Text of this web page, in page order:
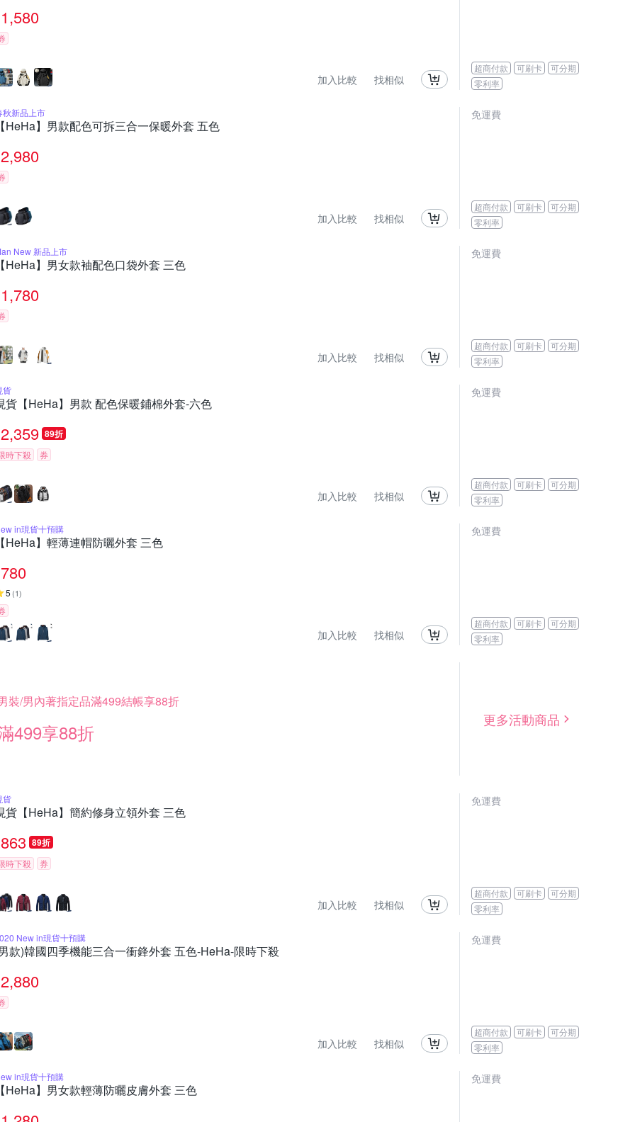
1,580
加入比較 找相似
超商付款 可刷卡
可分期
零利率
秋新品上市
HeHa】男款配色可拆三合一保暖外套 五色
2,980
加入比較 找相似
免運費
超商付款 可刷卡
可分期
零利率
New 新品上市
HeHa】男女款袖配色口袋外套 三色
1,780
加入比較 找相似
免運費
超商付款 可刷卡
可分期
零利率
貨
貨【HeHa】男款 配色保暖鋪棉外套-六色
2,359 89折
時下殺 券
加入比較 找相似
免運費
超商付款 可刷卡
可分期
零利率
in現貨十預購
HeHa】輕薄連帽防曬外套 三色
780
5 (1)
加入比較 找相似
免運費
超商付款 可刷卡
可分期
零利率
裝/男內著指定品滿499結帳享88折
499享88折
更多活動商品
貨
貨【HeHa】簡約修身立領外套 三色
863 89折
時下殺 券
加入比較 找相似
免運費
超商付款 可刷卡
可分期
零利率
New in現貨十預購
款)韓國四季機能三合一衝鋒外套 五色-HeHa-限時下殺
2,880
加入比較 找相似
免運費
超商付款 可刷卡
可分期
零利率
in現貨十預購
HeHa】男女款輕薄防曬皮膚外套 三色
免運費